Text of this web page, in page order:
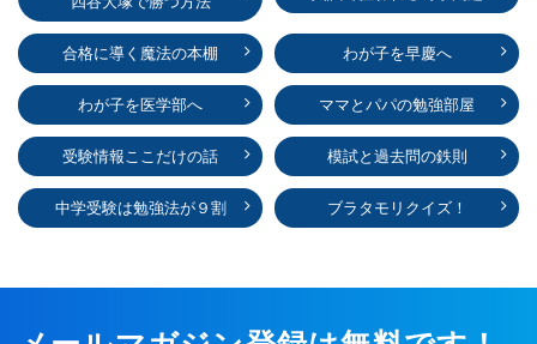
合格に導く魔法の本棚 わが子を早慶へ
わが子を医学部へ ママとパパの勉強部屋
受験情報ここだけの話 模試と過去問の鉄則
中学受験は勉強法が９割 ブラタモリクイズ！